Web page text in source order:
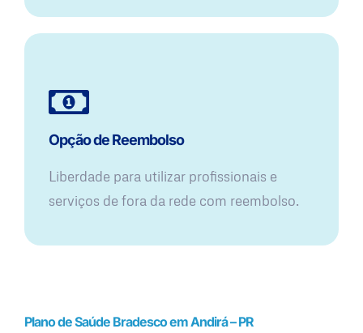
Opção de Reembolso
Liberdade para utilizar profissionais e
serviços de fora da rede com reembolso.
Plano de Saúde Bradesco em Andirá – PR